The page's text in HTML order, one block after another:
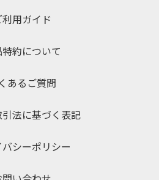
利用ガイド
約について
あるご質問
法に基づく表記
シーポリシー